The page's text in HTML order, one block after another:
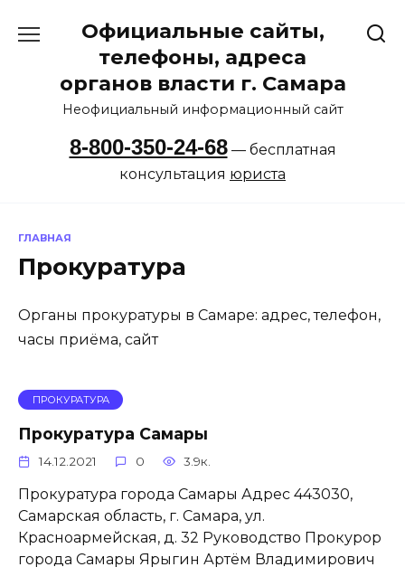
Официальные сайты,
телефоны, адреса
органов власти г. Самара
Неофициальный информационный сайт
8-800-350-24-68— бесплатная
консультация юриста
ГЛАВНАЯ
Прокуратура
Органы прокуратуры в Самаре: адрес, телефон,
часы приёма, сайт
ПРОКУРАТУРА
Прокуратура Самары
14.12.2021 0 3.9к.
Прокуратура города Самары Адрес 443030,
Самарская область, г. Самара, ул.
Красноармейская, д. 32 Руководство Прокурор
города Самары Ярыгин Артём Владимирович